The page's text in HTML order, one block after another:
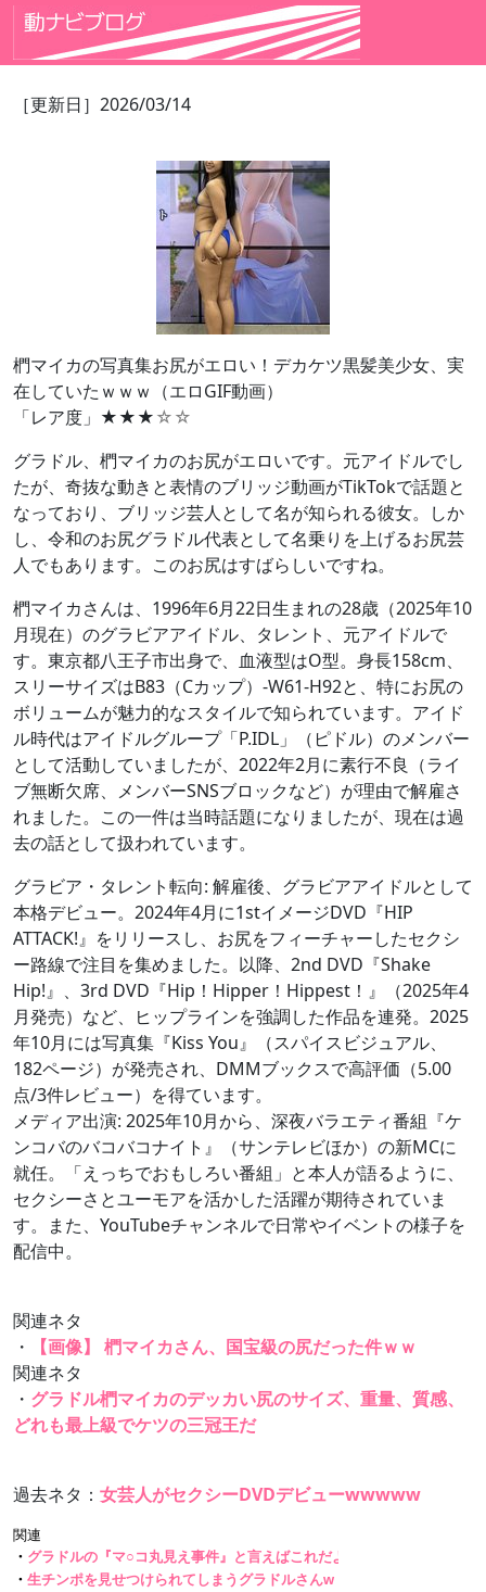
［更新日］2026/03/14
椚マイカの写真集お尻がエロい！デカケツ黒髪美少女、実
在していたｗｗｗ（エロGIF動画）
「レア度」★★★☆☆
グラドル、椚マイカのお尻がエロいです。元アイドルでし
たが、奇抜な動きと表情のブリッジ動画がTikTokで話題と
なっており、ブリッジ芸人として名が知られる彼女。しか
し、令和のお尻グラドル代表として名乗りを上げるお尻芸
人でもあります。このお尻はすばらしいですね。
椚マイカさんは、1996年6月22日生まれの28歳（2025年10
月現在）のグラビアアイドル、タレント、元アイドルで
す。東京都八王子市出身で、血液型はO型。身長158cm、
スリーサイズはB83（Cカップ）-W61-H92と、特にお尻の
ボリュームが魅力的なスタイルで知られています。アイド
ル時代はアイドルグループ「P.IDL」（ピドル）のメンバー
として活動していましたが、2022年2月に素行不良（ライ
ブ無断欠席、メンバーSNSブロックなど）が理由で解雇さ
れました。この一件は当時話題になりましたが、現在は過
去の話として扱われています。
グラビア・タレント転向: 解雇後、グラビアアイドルとして
本格デビュー。2024年4月に1stイメージDVD『HIP
ATTACK!』をリリースし、お尻をフィーチャーしたセクシ
ー路線で注目を集めました。以降、2nd DVD『Shake
Hip!』、3rd DVD『Hip！Hipper！Hippest！』（2025年4
月発売）など、ヒップラインを強調した作品を連発。2025
年10月には写真集『Kiss You』（スパイスビジュアル、
182ページ）が発売され、DMMブックスで高評価（5.00
点/3件レビュー）を得ています。
メディア出演: 2025年10月から、深夜バラエティ番組『ケ
ンコバのバコバコナイト』（サンテレビほか）の新MCに
就任。「えっちでおもしろい番組」と本人が語るように、
セクシーさとユーモアを活かした活躍が期待されていま
す。また、YouTubeチャンネルで日常やイベントの様子を
配信中。
関連ネタ
・
【画像】 椚マイカさん、国宝級の尻だった件ｗｗ
関連ネタ
・ グラドル椚マイカのデッカい尻のサイズ、重量、質感、
どれも最上級でケツの三冠王だ
過去ネタ： 女芸人がセクシーDVDデビューwwwww